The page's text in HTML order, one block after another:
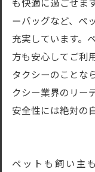
も快適に過ごせま
ーバッグなど、ペ
充実しています。
方も安心してご利
タクシーのことな
クシー業界のリー
安全性には絶対の
ペットも飼い主